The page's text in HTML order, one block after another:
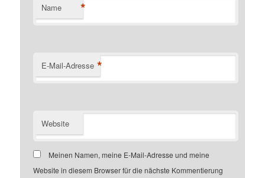
Name *
E-Mail-Adresse *
Website
Meinen Namen, meine E-Mail-Adresse und meine
Website in diesem Browser für die nächste Kommentierung